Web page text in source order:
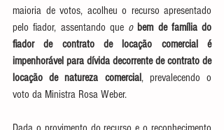
maioria de votos, acolheu o recurso apresentado
pelo fiador, assentando que o bem de família do
fiador de contrato de locação comercial é
impenhorável para dívida decorrente de contrato de
locação de natureza comercial, prevalecendo o
voto da Ministra Rosa Weber.